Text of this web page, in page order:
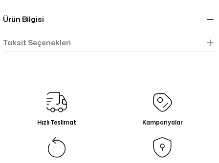
Ürün Bilgisi
Taksit Seçenekleri
Hızlı Teslimat Kampanyalar